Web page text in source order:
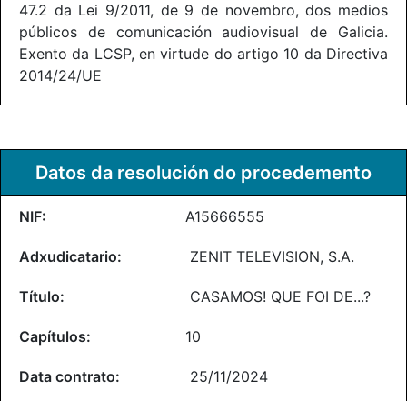
47.2 da Lei 9/2011, de 9 de novembro, dos medios
públicos de comunicación audiovisual de Galicia.
Exento da LCSP, en virtude do artigo 10 da Directiva
2014/24/UE
Datos da resolución do procedemento
A15666555
ZENIT TELEVISION, S.A.
CASAMOS! QUE FOI DE...?
10
25/11/2024